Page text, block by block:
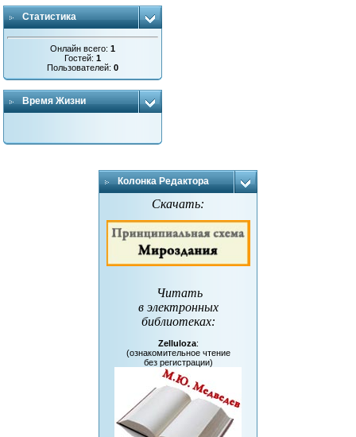
Статистика
Онлайн всего:1
Гостей:1
Пользователей:0
Время Жизни
Колонка Редактора
Скачать:
Читать
в электронных
библиотеках:
Zelluloza:
(ознакомительное чтение
без регистрации)